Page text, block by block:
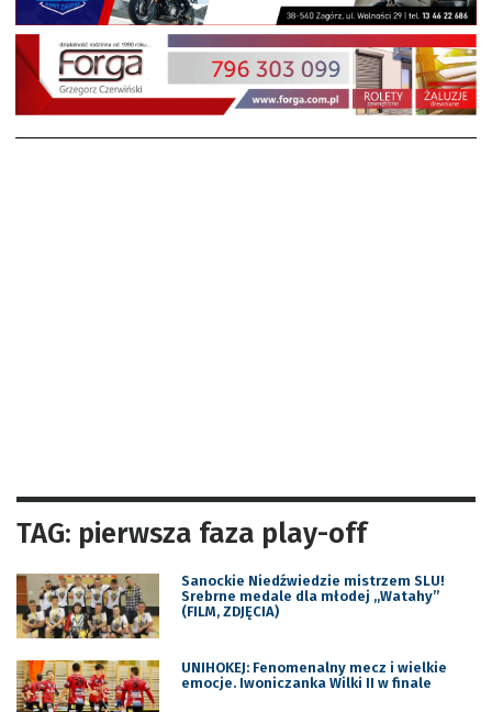
TAG: pierwsza faza play-off
Sanockie Niedźwiedzie mistrzem SLU!
Srebrne medale dla młodej „Watahy”
(FILM, ZDJĘCIA)
UNIHOKEJ: Fenomenalny mecz i wielkie
emocje. Iwoniczanka Wilki II w finale